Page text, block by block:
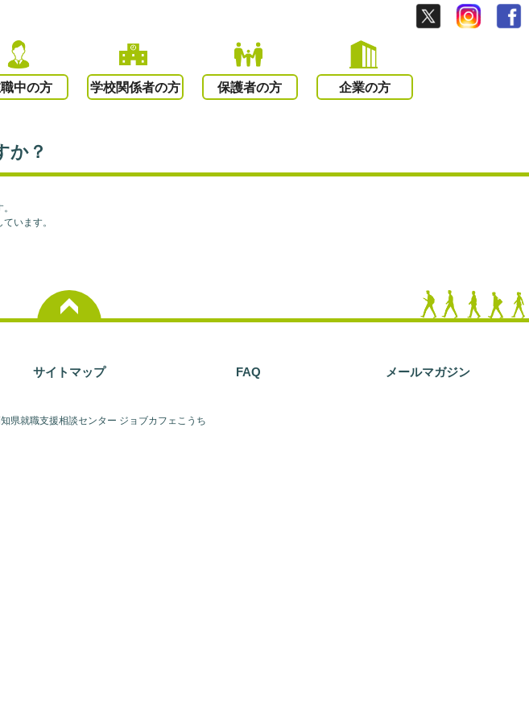
中の方 学校関係者の方 保護者の方 企業の方
か？
います。
サイトマップ FAQ メールマガジン
県就職支援相談センター ジョブカフェこうち